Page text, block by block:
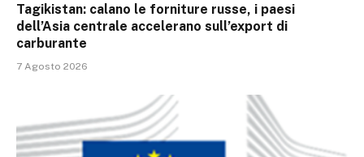
Tagikistan: calano le forniture russe, i paesi
dell’Asia centrale accelerano sull’export di
carburante
7 Agosto 2026